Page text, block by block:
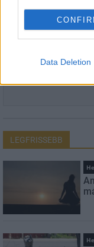
Data Deletion
E-mail cím
szabályzatot!
LEGFRISSEBB